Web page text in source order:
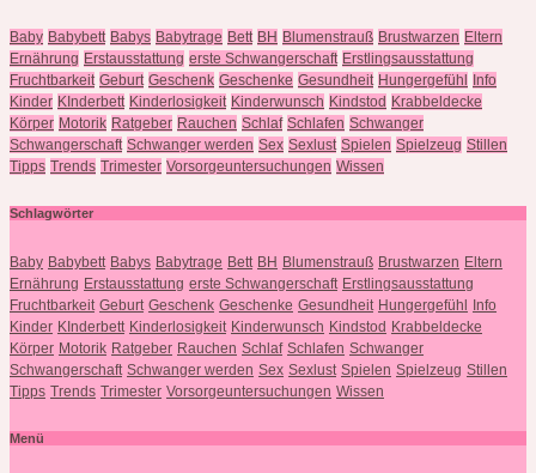
Baby Babybett Babys Babytrage Bett BH Blumenstrauß Brustwarzen Eltern
Ernährung Erstausstattung erste Schwangerschaft Erstlingsausstattung
Fruchtbarkeit Geburt Geschenk Geschenke Gesundheit Hungergefühl Info
Kinder KInderbett Kinderlosigkeit Kinderwunsch Kindstod Krabbeldecke
Körper Motorik Ratgeber Rauchen Schlaf Schlafen Schwanger
Schwangerschaft Schwanger werden Sex Sexlust Spielen Spielzeug Stillen
Tipps Trends Trimester Vorsorgeuntersuchungen Wissen
Schlagwörter
Baby Babybett Babys Babytrage Bett BH Blumenstrauß Brustwarzen Eltern
Ernährung Erstausstattung erste Schwangerschaft Erstlingsausstattung
Fruchtbarkeit Geburt Geschenk Geschenke Gesundheit Hungergefühl Info
Kinder KInderbett Kinderlosigkeit Kinderwunsch Kindstod Krabbeldecke
Körper Motorik Ratgeber Rauchen Schlaf Schlafen Schwanger
Schwangerschaft Schwanger werden Sex Sexlust Spielen Spielzeug Stillen
Tipps Trends Trimester Vorsorgeuntersuchungen Wissen
Menü